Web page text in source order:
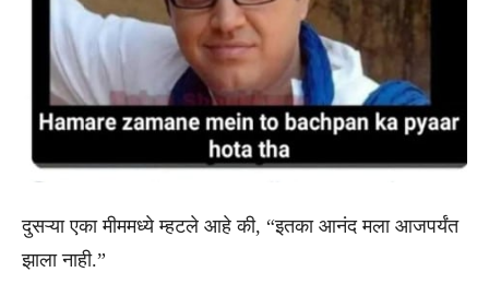
दुसऱ्या एका मीममध्ये म्हटले आहे की, “इतका आनंद मला आजपर्यंत
झाला नाही.”